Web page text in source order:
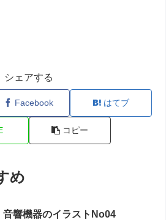
シェアする
Facebook はてブ
コピー
め
音響機器のイラストNo04